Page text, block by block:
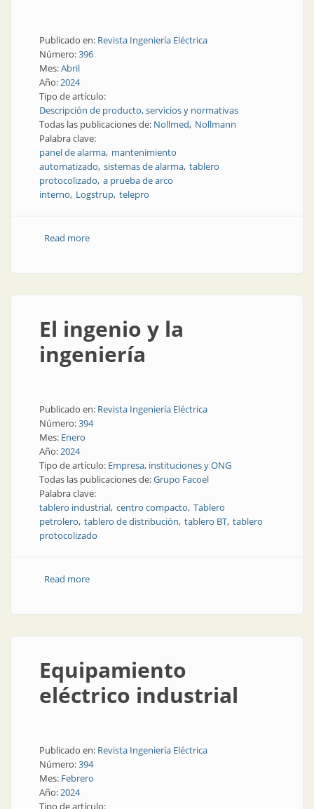
Publicado en: Revista Ingeniería Eléctrica
Número:396
Mes:Abril
Año:2024
Tipo de artículo:
Descripción de producto, servicios y normativas
Todas las publicaciones de: Nollmed Nollmann
Palabra clave:
panel de alarma mantenimiento
automatizado sistemas de alarma tablero
protocolizado a prueba de arco
interno Logstrup telepro
Read moreabout Paneles de control y tableros a prueba de arco
El ingenio y la
ingeniería
Publicado en: Revista Ingeniería Eléctrica
Número:394
Mes: Enero
Año:2024
Tipo de artículo: Empresa, instituciones y ONG
Todas las publicaciones de:Grupo Facoel
Palabra clave:
tablero industrial centro compacto Tablero
petrolero tablero de distribución tablero BT tablero
protocolizado
Read moreabout El ingenio y la ingeniería
Equipamiento
eléctrico industrial
Publicado en: Revista Ingeniería Eléctrica
Número:394
Mes: Febrero
Año:2024
Tipo de artículo: